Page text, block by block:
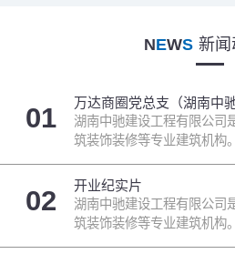
NEWS 新闻
01 万达商圈党总支（湖南中
湖南中驰建设工程有限公司
筑装饰装修等专业建筑机构
02 开业纪实片
湖南中驰建设工程有限公司
筑装饰装修等专业建筑机构